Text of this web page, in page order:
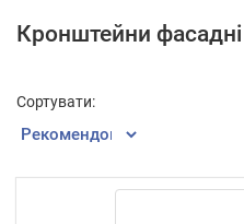
Кронштейни фасадні
Сортувати: